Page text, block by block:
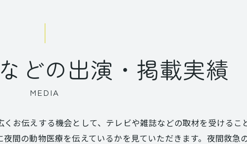
どの出演・掲載実績
MEDIA
お伝えする機会として、テレビや雑誌などの取材を受けるこ
間の動物医療を伝えているかを見ていただきます。夜間救急